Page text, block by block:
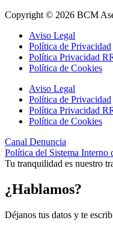
Copyright © 2026 BCM
Aviso Legal
Política de Privacidad
Política Privacidad
Política de Cookies
Aviso Legal
Política de Privacidad
Política Privacidad
Política de Cookies
Canal Denuncia
Política del Sistema Interno
Tu tranquilidad es nuestro
¿Hablamos?
Déjanos tus datos y te